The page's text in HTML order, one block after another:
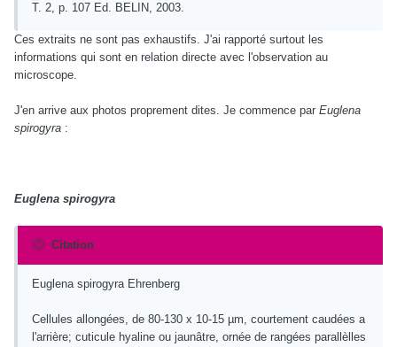
T. 2, p. 107 Ed. BELIN, 2003.
Ces extraits ne sont pas exhaustifs. J'ai rapporté surtout les
informations qui sont en relation directe avec l'observation au
microscope.
J'en arrive aux photos proprement dites. Je commence par Euglena
spirogyra :
Euglena spirogyra
Citation
Euglena spirogyra Ehrenberg
Cellules allongées, de 80-130 x 10-15 µm, courtement caudées a
l'arrière; cuticule hyaline ou jaunâtre, ornée de rangées parallèlles